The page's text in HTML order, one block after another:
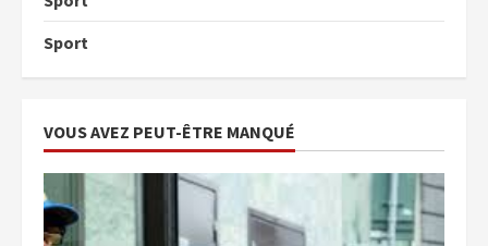
Sport
VOUS AVEZ PEUT-ÊTRE MANQUÉ